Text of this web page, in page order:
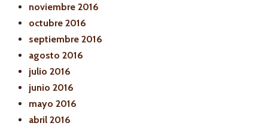
noviembre 2016
octubre 2016
septiembre 2016
agosto 2016
julio 2016
junio 2016
mayo 2016
abril 2016